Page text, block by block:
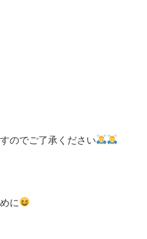
のでご了承ください
に